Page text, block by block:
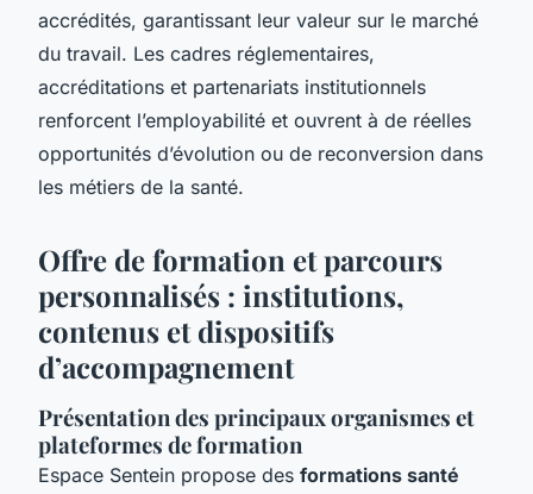
accrédités, garantissant leur valeur sur le marché
du travail. Les cadres réglementaires,
accréditations et partenariats institutionnels
renforcent l’employabilité et ouvrent à de réelles
opportunités d’évolution ou de reconversion dans
les métiers de la santé.
Offre de formation et parcours
personnalisés : institutions,
contenus et dispositifs
d’accompagnement
Présentation des principaux organismes et
plateformes de formation
Espace Sentein propose des formations santé